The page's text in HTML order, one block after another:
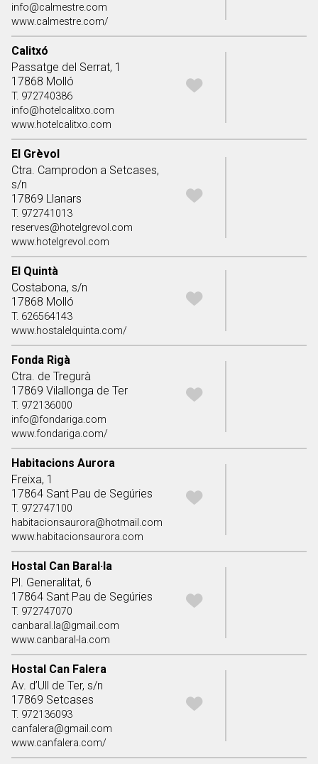
info@calmestre.com
www.calmestre.com/
Calitxó
Passatge del Serrat, 1
17868 Molló
T. 972740386
info@hotelcalitxo.com
www.hotelcalitxo.com
El Grèvol
Ctra. Camprodon a Setcases,
s/n
17869 Llanars
T. 972741013
reserves@hotelgrevol.com
www.hotelgrevol.com
El Quintà
Costabona, s/n
17868 Molló
T. 626564143
www.hostalelquinta.com/
Fonda Rigà
Ctra. de Tregurà
17869 Vilallonga de Ter
T. 972136000
info@fondariga.com
www.fondariga.com/
Habitacions Aurora
Freixa, 1
17864 Sant Pau de Segúries
T. 972747100
habitacionsaurora@hotmail.com
www.habitacionsaurora.com
Hostal Can Baral·la
Pl. Generalitat, 6
17864 Sant Pau de Segúries
T. 972747070
canbaral.la@gmail.com
www.canbaral-la.com
Hostal Can Falera
Av. d’Ull de Ter, s/n
17869 Setcases
T. 972136093
canfalera@gmail.com
www.canfalera.com/